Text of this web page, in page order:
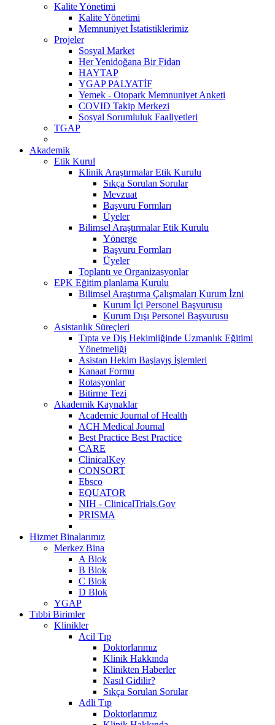
Kalite Yönetimi
Kalite Yönetimi
Memnuniyet İstatistiklerimiz
Projeler
Sosyal Market
Her Yenidoğana Bir Fidan
HAYTAP
YGAP PALYATİF
Yemek - Otopark Memnuniyet Anketi
COVID Takip Merkezi
Sosyal Sorumluluk Faaliyetleri
TGAP
Akademik
Etik Kurul
Klinik Araştırmalar Etik Kurulu
Sıkça Sorulan Sorular
Mevzuat
Başvuru Formları
Üyeler
Bilimsel Araştırmalar Etik Kurulu
Yönerge
Başvuru Formları
Üyeler
Toplantı ve Organizasyonlar
EPK Eğitim planlama Kurulu
Bilimsel Araştırma Çalışmaları Kurum İzni
Kurum İçi Personel Başvurusu
Kurum Dışı Personel Başvurusu
Asistanlık Süreçleri
Tıpta ve Diş Hekimliğinde Uzmanlık Eğitimi
Yönetmeliği
Asistan Hekim Başlayış İşlemleri
Kanaat Formu
Rotasyonlar
Bitirme Tezi
Akademik Kaynaklar
Academic Journal of Health
ACH Medical Journal
Best Practice Best Practice
CARE
ClinicalKey
CONSORT
Ebsco
EQUATOR
NIH - ClinicalTrials.Gov
PRISMA
Hizmet Binalarımız
Merkez Bina
A Blok
B Blok
C Blok
D Blok
YGAP
Tıbbi Birimler
Klinikler
Acil Tıp
Doktorlarımız
Klinik Hakkında
Klinikten Haberler
Nasıl Gidilir?
Sıkça Sorulan Sorular
Adli Tıp
Doktorlarımız